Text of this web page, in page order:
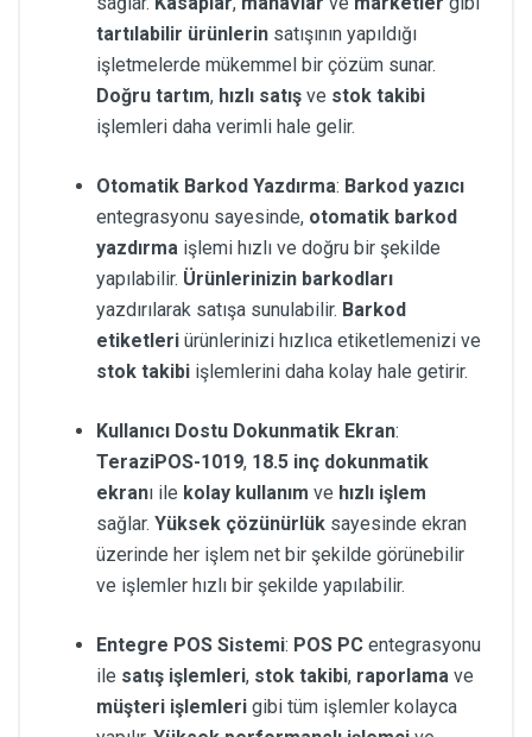
tartılabilir ürünlerin satışının yapıldığı
işletmelerde mükemmel bir çözüm sunar.
Doğru tartım, hızlı satış ve stok takibi
işlemleri daha verimli hale gelir.
Otomatik Barkod Yazdırma: Barkod yazıcı
entegrasyonu sayesinde, otomatik barkod
yazdırma işlemi hızlı ve doğru bir şekilde
yapılabilir. Ürünlerinizin barkodları
yazdırılarak satışa sunulabilir. Barkod
etiketleri ürünlerinizi hızlıca etiketlemenizi ve
stok takibi işlemlerini daha kolay hale getirir.
Kullanıcı Dostu Dokunmatik Ekran:
TeraziPOS-1019, 18.5 inç dokunmatik
ekranı ile kolay kullanım ve hızlı işlem
sağlar. Yüksek çözünürlük sayesinde ekran
üzerinde her işlem net bir şekilde görünebilir
ve işlemler hızlı bir şekilde yapılabilir.
Entegre POS Sistemi: POS PC entegrasyonu
ile satış işlemleri, stok takibi, raporlama ve
müşteri işlemleri gibi tüm işlemler kolayca